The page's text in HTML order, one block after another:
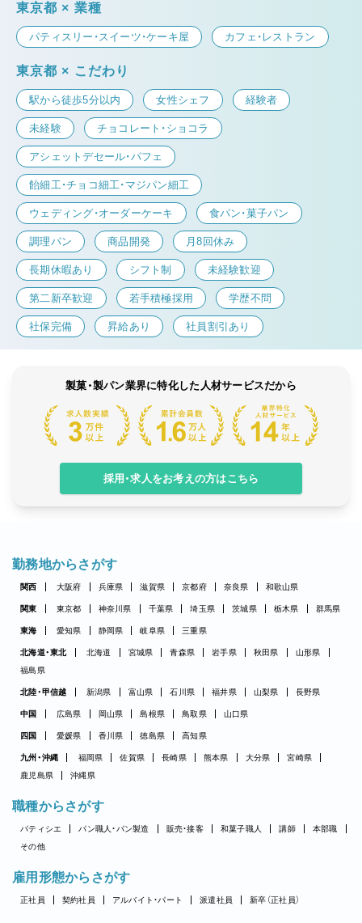
東京都 × 業種
パティスリー・スイーツ・ケーキ屋 カフェ・レストラン
東京都 × こだわり
駅から徒歩5分以内 女性シェフ 経験者
未経験 チョコレート・ショコラ
アシェットデセール・パフェ
飴細工・チョコ細工・マジパン細工
ウェディング・オーダーケーキ 食パン・菓子パン
調理パン 商品開発 月8回休み
長期休暇あり シフト制 未経験歓迎
第二新卒歓迎 若手積極採用 学歴不問
社保完備 昇給あり 社員割引あり
製菓・製パン業界に特化した人材サービスだから
採用・求人をお考えの方はこちら
勤務地からさがす
関西 大阪府 兵庫県 滋賀県 京都府 奈良県 和歌山県
関東 東京都 神奈川県 千葉県 埼玉県 茨城県 栃木県 群馬県
東海 愛知県 静岡県 岐阜県 三重県
北海道・東北 北海道 宮城県 青森県 岩手県 秋田県
山形県
福島県
北陸・甲信越 新潟県 富山県 石川県 福井県 山梨県 長野県
中国 広島県 岡山県 島根県 鳥取県 山口県
四国 愛媛県 香川県 徳島県 高知県
九州・沖縄 福岡県 佐賀県 長崎県 熊本県 大分県
宮崎県
鹿児島県
沖縄県
職種からさがす
パティシエ パン職人・パン製造 販売・接客 和菓子職人 講師
本部職
その他
雇用形態からさがす
正社員 契約社員 アルバイト・パート 派遣社員 新卒（正社員）